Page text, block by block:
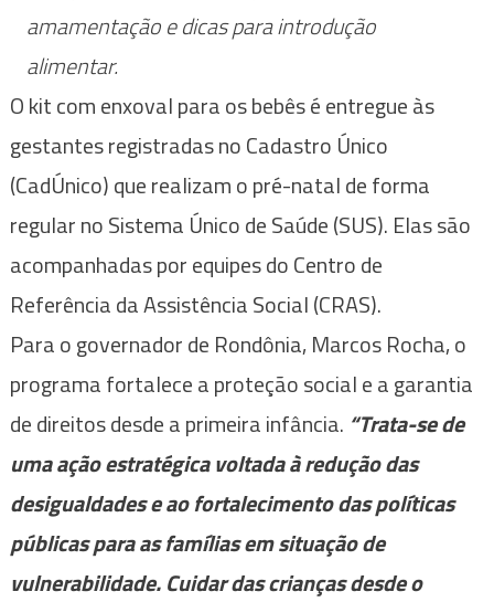
amamentação e dicas para introdução
alimentar.
O kit com enxoval para os bebês é entregue às
gestantes registradas no Cadastro Único
(CadÚnico) que realizam o pré-natal de forma
regular no Sistema Único de Saúde (SUS). Elas são
acompanhadas por equipes do Centro de
Referência da Assistência Social (CRAS).
Para o governador de Rondônia, Marcos Rocha, o
programa fortalece a proteção social e a garantia
de direitos desde a primeira infância. “Trata-se de
uma ação estratégica voltada à redução das
desigualdades e ao fortalecimento das políticas
públicas para as famílias em situação de
vulnerabilidade. Cuidar das crianças desde o